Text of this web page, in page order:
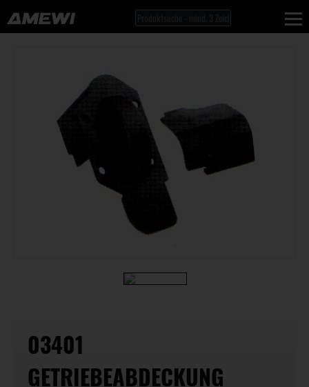
03401
GETRIEBEABDECKUNG